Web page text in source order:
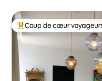
Coup de cœur voyageurs
Coup de cœur